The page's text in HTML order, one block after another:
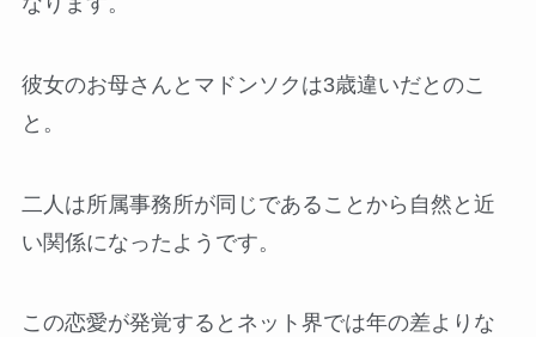
彼女のお母さんとマドンソクは3歳違いだとのこ
と。
二人は所属事務所が同じであることから自然と近
い関係になったようです。
この恋愛が発覚するとネット界では年の差よりな